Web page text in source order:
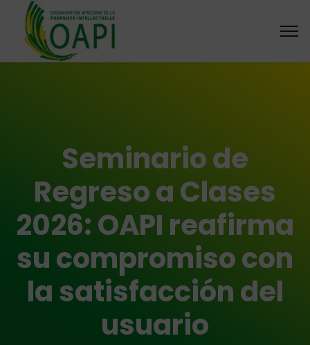
Seminario de
Regreso a Clases
2026: OAPI reafirma
su compromiso con
la satisfacción del
usuario